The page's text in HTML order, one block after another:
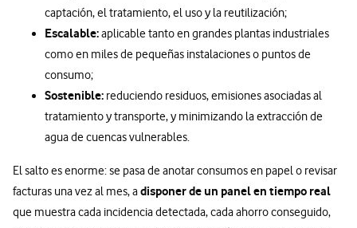
captación, el tratamiento, el uso y la reutilización;
Escalable:aplicable tanto en grandes plantas industriales
como en miles de pequeñas instalaciones o puntos de
consumo;
Sostenible: reduciendo residuos, emisiones asociadas al
tratamiento y transporte, y minimizando la extracción de
agua de cuencas vulnerables.
El salto es enorme: se pasa de anotar consumos en papel o revisar
facturas una vez al mes, adisponer de un panel en tiempo real
que muestra cada incidencia detectada, cada ahorro conseguido,